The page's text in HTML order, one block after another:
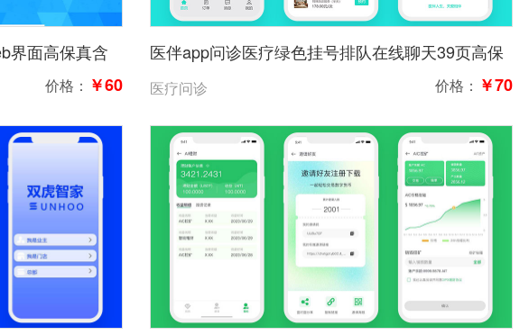
界面高保真含
价格： ￥60
医伴app问诊医疗绿色挂号排队在线聊天39页高保
医疗问诊 价格： ￥70